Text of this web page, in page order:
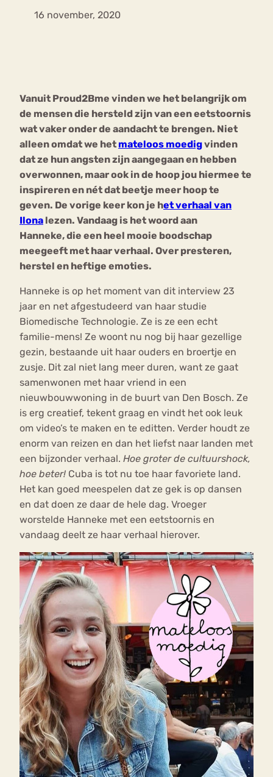
16 november, 2020
Vanuit Proud2Bme vinden we het belangrijk om
de mensen die hersteld zijn van een eetstoornis
wat vaker onder de aandacht te brengen. Niet
alleen omdat we het mateloos moedigvinden
dat ze hun angsten zijn aangegaan en hebben
overwonnen, maar ook in de hoop jou hiermee te
inspireren en nét dat beetje meer hoop te
geven. De vorige keer kon je het verhaal van
Ilona lezen. Vandaag is het woord aan
Hanneke, die een heel mooie boodschap
meegeeft met haar verhaal. Over presteren,
herstel en heftige emoties.
Hanneke is op het moment van dit interview 23
jaar en net afgestudeerd van haar studie
Biomedische Technologie. Ze is ze een echt
familie-mens! Ze woont nu nog bij haar gezellige
gezin, bestaande uit haar ouders en broertje en
zusje. Dit zal niet lang meer duren, want ze gaat
samenwonen met haar vriend in een
nieuwbouwwoning in de buurt van Den Bosch. Ze
is erg creatief, tekent graag en vindt het ook leuk
om video’s te maken en te editten. Verder houdt ze
enorm van reizen en dan het liefst naar landen met
een bijzonder verhaal. Hoe groter de cultuurshock,
hoe beter! Cuba is tot nu toe haar favoriete land.
Het kan goed meespelen dat ze gek is op dansen
en dat doen ze daar de hele dag. Vroeger
worstelde Hanneke met een eetstoornis en
vandaag deelt ze haar verhaal hierover.
Eetbuien Piekeren Sport
Trauma